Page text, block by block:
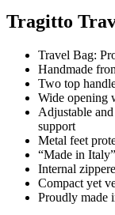
Tragitto
Travel Bag:
Handmade
Two top
Wide opening
Adjustable
support
Metal feet
“Made in
Internal
Compact yet
Proudly made